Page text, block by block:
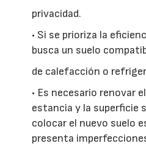
privacidad.
• Si se prioriza la
busca un suelo
de calefacción o
• Es necesario renovar
estancia y la superficie
colocar el nuevo suelo
presenta